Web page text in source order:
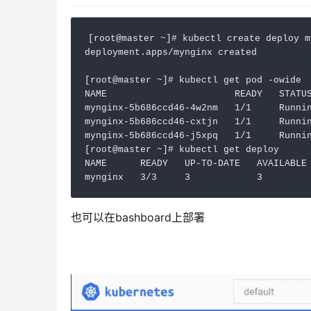
[root@master ~]# kubectl create deploy
deployment.apps/mynginx created
[root@master ~]# kubectl get pod -owide
NAME                       READY   STATUS
mynginx-5b686ccd46-4w2nm   1/1
mynginx-5b686ccd46-cxtjn   1/1
mynginx-5b686ccd46-j5xpq   1/1
[root@master ~]# kubectl get deploy
NAME      READY   UP-TO-DATE
mynginx   3/3     3            3
也可以在bashboard上部署